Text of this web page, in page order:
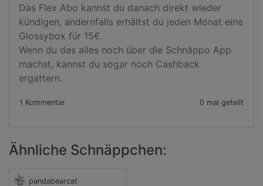
Das Flex Abo kannst du danach direkt wieder
kündigen, andernfalls erhältst du jeden Monat eine
Glossybox für 15€.
Wenn du das alles noch über die Schnäppo App
machst, kannst du sogar noch Cashback
ergattern.
1 Kommentar 0 mal geteilt
Ähnliche Schnäppchen:
pandabearcat